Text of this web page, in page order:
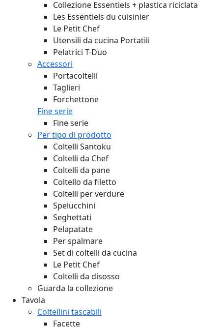
Collezione Essentiels + plastica riciclata
Les Essentiels du cuisinier
Le Petit Chef
Utensili da cucina Portatili
Pelatrici T-Duo
Accessori
Portacoltelli
Taglieri
Forchettone
Fine serie
Fine serie
Per tipo di prodotto
Coltelli Santoku
Coltelli da Chef
Coltelli da pane
Coltello da filetto
Coltelli per verdure
Spelucchini
Seghettati
Pelapatate
Per spalmare
Set di coltelli da cucina
Le Petit Chef
Coltelli da disosso
Guarda la collezione
Tavola
Coltellini tascabili
Facette